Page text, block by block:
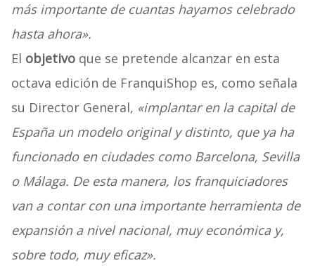
más importante de cuantas hayamos celebrado
hasta ahora».
El objetivo que se pretende alcanzar en esta
octava edición de FranquiShop es, como señala
su Director General, «implantar en la capital de
España un modelo original y distinto, que ya ha
funcionado en ciudades como Barcelona, Sevilla
o Málaga. De esta manera, los franquiciadores
van a contar con una importante herramienta de
expansión a nivel nacional, muy económica y,
sobre todo, muy eficaz».